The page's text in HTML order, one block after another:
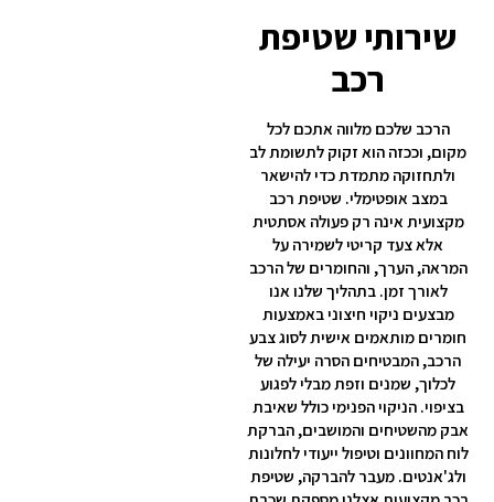
שירותי שטיפת
רכב
הרכב שלכם מלווה אתכם לכל
מקום, וככזה הוא זקוק לתשומת לב
ולתחזוקה מתמדת כדי להישאר
במצב אופטימלי. שטיפת רכב
מקצועית אינה רק פעולה אסתטית
אלא צעד קריטי לשמירה על
המראה, הערך, והחומרים של הרכב
לאורך זמן. בתהליך שלנו אנו
מבצעים ניקוי חיצוני באמצעות
חומרים מותאמים אישית לסוג צבע
הרכב, המבטיחים הסרה יעילה של
לכלוך, שמנים וזפת מבלי לפגוע
בציפוי. הניקוי הפנימי כולל שאיבת
אבק מהשטיחים והמושבים, הברקת
לוח המחוונים וטיפול ייעודי לחלונות
ולג'אנטים. מעבר להברקה, שטיפת